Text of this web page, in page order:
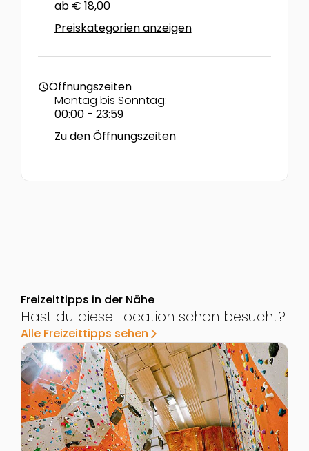
ab € 18,00
Preiskategorien anzeigen
scheduleÖffnungszeiten
Montag bis Sonntag:
00:00 - 23:59
Zu den Öffnungszeiten
Freizeittipps in der Nähe
Hast du diese Location schon besucht?
Alle Freizeittipps sehen arrow_forward_ios
Zur Detailseite von Die Kletterei